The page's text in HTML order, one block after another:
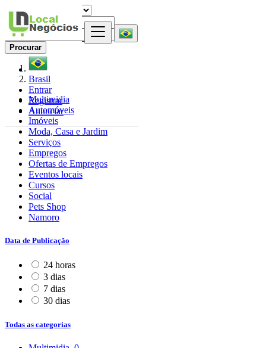
Entrar
Registrar
Anunciar
Procurar
Brasil
Multimidia
Automóveis
Imóveis
Moda, Casa e Jardim
Serviços
Empregos
Ofertas de Empregos
Eventos locais
Cursos
Social
Pets Shop
Namoro
Data de Publicação
24 horas
3 dias
7 dias
30 dias
Todas as categorias